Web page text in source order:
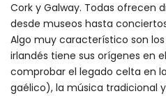
Cork y Galway. Todas ofrecen
desde museos hasta
Algo muy característico son los
irlandés tiene sus orígenes en
comprobar el legado celta en
gaélico), la música tradicional